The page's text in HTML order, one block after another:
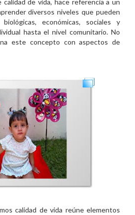
calidad de vida, hace referencia a un
diversos niveles que pueden
económicas, sociales y
hasta el nivel comunitario. No
este concepto con aspectos de
calidad de vida reúne elementos